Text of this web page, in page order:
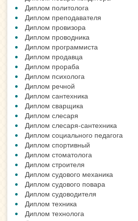
Диплом политолога
Диплом преподавателя
Диплом провизора
Диплом проводника
Диплом программиста
Диплом продавца
Диплом прораба
Диплом психолога
Диплом речной
Диплом сантехника
Диплом сварщика
Диплом слесаря
Диплом слесаря-сантехника
Диплом социального педагога
Диплом спортивный
Диплом стоматолога
Диплом строителя
Диплом судового механика
Диплом судового повара
Диплом судоводителя
Диплом техника
Диплом технолога